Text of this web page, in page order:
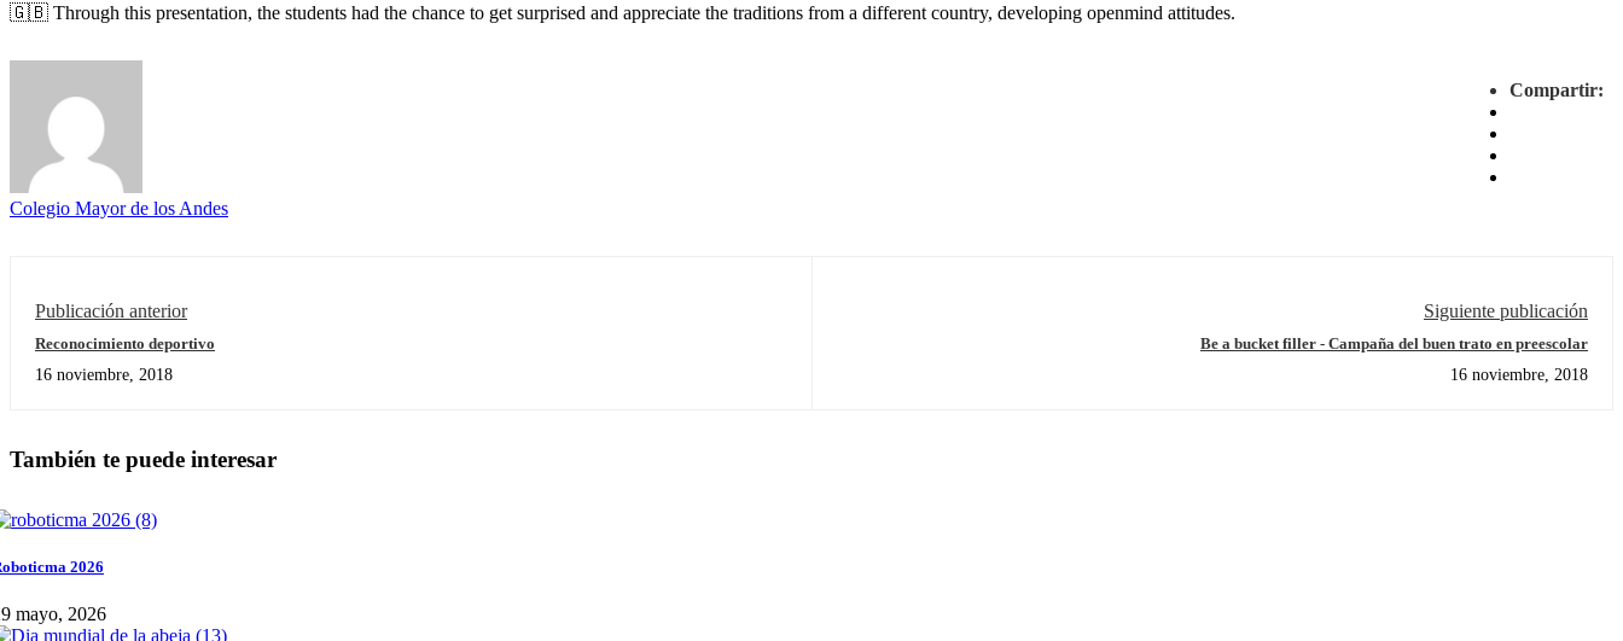
🇬🇧 Through this presentation, the students had the chance to get surprised and appreciate the traditions from a different country, developing openmind attitudes.
Compartir:
Colegio Mayor de los Andes
Publicación anterior
Reconocimiento deportivo
16 noviembre, 2018
Siguiente publicación
Be a bucket filler - Campaña del buen trato en preescolar
16 noviembre, 2018
También te puede interesar
2026
mayo, 2026